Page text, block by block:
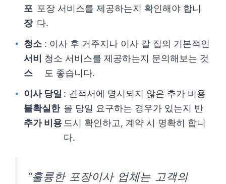
포
장
포장 서비스를 제공하는지 확인해야 합니
다.
청소
서비
스
: 이사 후 거주지나 이사 갈 집의 기본적인
청소 서비스를 제공하는지 문의해보는 것
도 좋습니다.
이사 당일
불확실한
추가 비용
: 견적서에 명시되지 않은 추가 비용
을 당일 요구하는 경우가 있는지 반
드시 확인하고, 계약 시 명확히 합니
다.
“훌륭한 포장이사 업체는 고객의